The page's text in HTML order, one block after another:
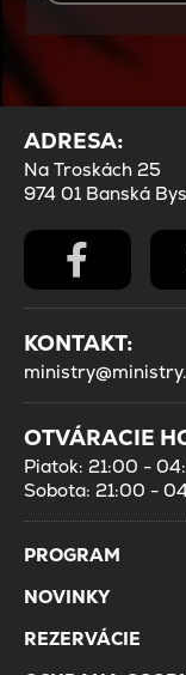
ADRESA:
Na Troskách 25
974 01 Banská
KONTAKT:
OTVÁRACIE
Piatok: 21:00 -
Sobota: 21:00 -
PROGRAM
NOVINKY
REZERVÁCIE